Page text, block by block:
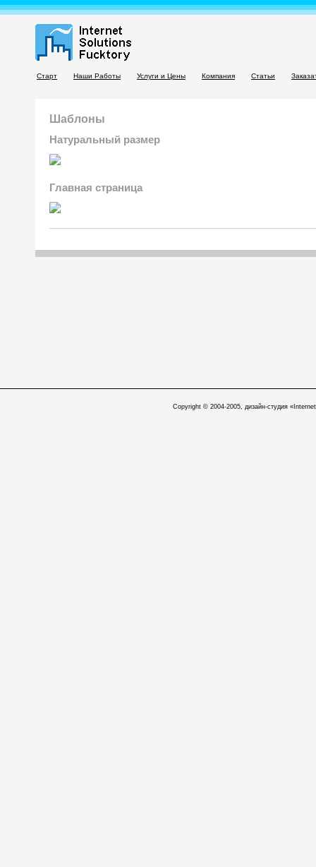
Старт Наши Работы Услуги и Цены Компания Статьи
Шаблоны
Натуральный размер
Главная страница
Copyright © 2004-2005, дизайн-студия